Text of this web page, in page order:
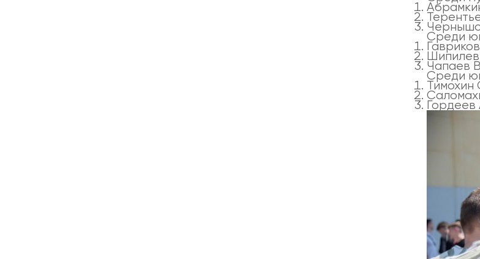
Среди
Чапаев
Среди
Тимохин
Гордеев